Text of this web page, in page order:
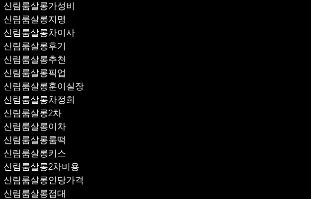
신림룸살롱가성비
신림룸살롱지명
신림룸살롱차이사
신림룸살롱후기
신림룸살롱추천
신림룸살롱훈이실장
신림룸살롱차정희
신림룸살롱2차
신림룸살롱이차
신림룸살롱룸떡
신림룸살롱키스
신림룸살롱2차비용
신림룸살롱인당가격
신림룸살롱접대